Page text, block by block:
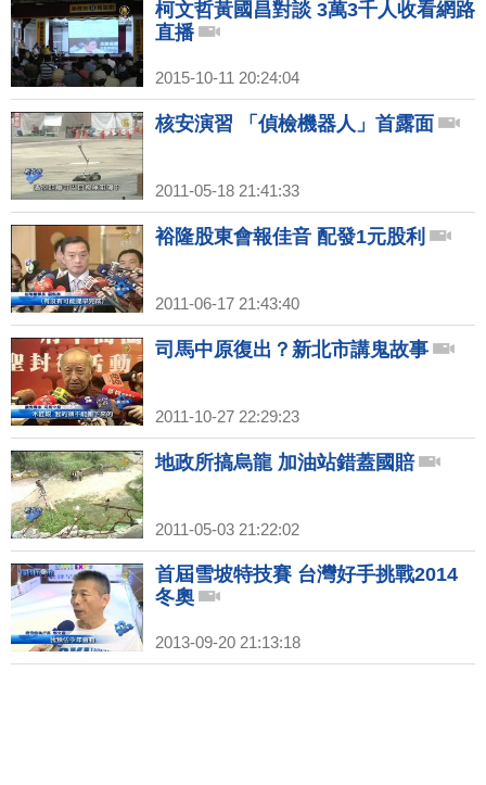
柯文哲黃國昌對談 3萬3千人收看網路
直播
2015-10-11 20:24:04
核安演習 「偵檢機器人」首露面
2011-05-18 21:41:33
裕隆股東會報佳音 配發1元股利
2011-06-17 21:43:40
司馬中原復出？新北市講鬼故事
2011-10-27 22:29:23
地政所搞烏龍 加油站錯蓋國賠
2011-05-03 21:22:02
首屆雪坡特技賽 台灣好手挑戰2014
冬奧
2013-09-20 21:13:18